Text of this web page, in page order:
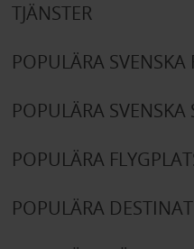
TJÄNSTER
POPULÄRA SVENSKA
POPULÄRA SVENSKA
POPULÄRA
POPULÄRA